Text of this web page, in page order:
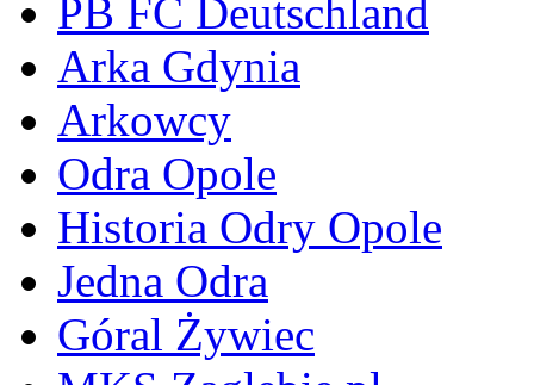
PB FC Deutschland
Arka Gdynia
Arkowcy
Odra Opole
Historia Odry Opole
Jedna Odra
Góral Żywiec